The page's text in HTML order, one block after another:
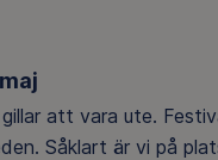
att vara ute.
Såklart är vi på